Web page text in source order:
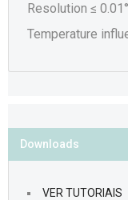
Resolution ≤
Temperature
Downloads
VER TUTORIAIS